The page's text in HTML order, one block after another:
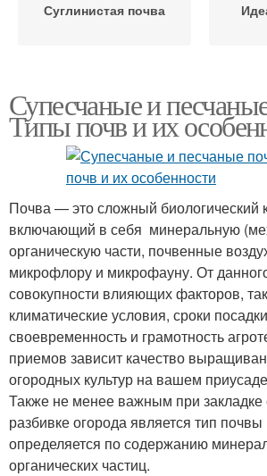
Суглинистая почва
Почва для посадки
Глинистая почва
Супесчаные и
Типы почв и их
Почва — это сложный биологический
включающий в себя минеральную
органическую части, почвенные
микрофлору и микрофауну. От
совокупности влияющих факторов,
климатические условия, сроки
своевременность и грамотность
приемов зависит качество
огородных культур на вашем
Также не менее важным при закладке
разбивке огорода является тип
определяется по содержанию
органических частиц.